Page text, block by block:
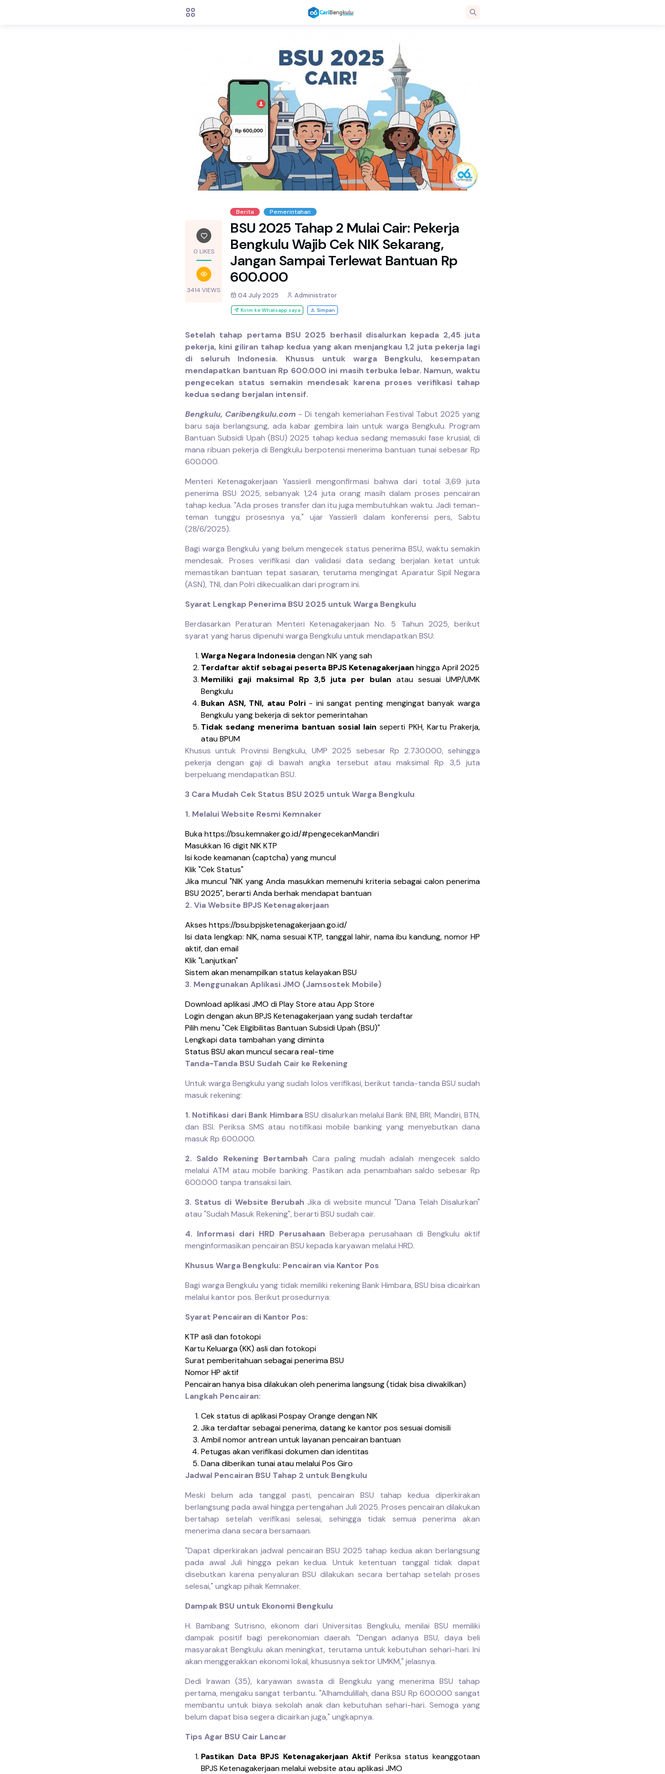
0 LIKES
3414 VIEWS
Berita Pemerintahan
BSU 2025 Tahap 2 Mulai Cair: Pekerja
Bengkulu Wajib Cek NIK Sekarang,
Jangan Sampai Terlewat Bantuan Rp
600.000
04 July 2025 Administrator
Kirim ke Whatsapp saya Simpan
Setelah tahap pertama BSU 2025 berhasil disalurkan kepada 2,45 juta
pekerja, kini giliran tahap kedua yang akan menjangkau 1,2 juta pekerja lagi
di seluruh Indonesia. Khusus untuk warga Bengkulu, kesempatan
mendapatkan bantuan Rp 600.000 ini masih terbuka lebar. Namun, waktu
pengecekan status semakin mendesak karena proses verifikasi tahap
kedua sedang berjalan intensif.
Bengkulu, Caribengkulu.com - Di tengah kemeriahan Festival Tabut 2025 yang
baru saja berlangsung, ada kabar gembira lain untuk warga Bengkulu. Program
Bantuan Subsidi Upah (BSU) 2025 tahap kedua sedang memasuki fase krusial, di
mana ribuan pekerja di Bengkulu berpotensi menerima bantuan tunai sebesar Rp
600.000.
Menteri Ketenagakerjaan Yassierli mengonfirmasi bahwa dari total 3,69 juta
penerima BSU 2025, sebanyak 1,24 juta orang masih dalam proses pencairan
tahap kedua. "Ada proses transfer dan itu juga membutuhkan waktu. Jadi teman-
teman tunggu prosesnya ya," ujar Yassierli dalam konferensi pers, Sabtu
(28/6/2025).
Bagi warga Bengkulu yang belum mengecek status penerima BSU, waktu semakin
mendesak. Proses verifikasi dan validasi data sedang berjalan ketat untuk
memastikan bantuan tepat sasaran, terutama mengingat Aparatur Sipil Negara
(ASN), TNI, dan Polri dikecualikan dari program ini.
Syarat Lengkap Penerima BSU 2025 untuk Warga Bengkulu
Berdasarkan Peraturan Menteri Ketenagakerjaan No. 5 Tahun 2025, berikut
syarat yang harus dipenuhi warga Bengkulu untuk mendapatkan BSU:
Warga Negara Indonesiadengan NIK yang sah
Terdaftar aktif sebagai peserta BPJS Ketenagakerjaan hingga April 2025
Memiliki gaji maksimal Rp 3,5 juta per bulan atau sesuai UMP/UMK
Bengkulu
Bukan ASN, TNI, atau Polri- ini sangat penting mengingat banyak warga
Bengkulu yang bekerja di sektor pemerintahan
Tidak sedang menerima bantuan sosial lain seperti PKH, Kartu Prakerja,
atau BPUM
Khusus untuk Provinsi Bengkulu, UMP 2025 sebesar Rp 2.730.000, sehingga
pekerja dengan gaji di bawah angka tersebut atau maksimal Rp 3,5 juta
berpeluang mendapatkan BSU.
3 Cara Mudah Cek Status BSU 2025 untuk Warga Bengkulu
1. Melalui Website Resmi Kemnaker
Buka https://bsu.kemnaker.go.id/#pengecekanMandiri
Masukkan 16 digit NIK KTP
Isi kode keamanan (captcha) yang muncul
Klik "Cek Status"
Jika muncul "NIK yang Anda masukkan memenuhi kriteria sebagai calon penerima
BSU 2025", berarti Anda berhak mendapat bantuan
2. Via Website BPJS Ketenagakerjaan
Akses https://bsu.bpjsketenagakerjaan.go.id/
Isi data lengkap: NIK, nama sesuai KTP, tanggal lahir, nama ibu kandung, nomor HP
aktif, dan email
Klik "Lanjutkan"
Sistem akan menampilkan status kelayakan BSU
3. Menggunakan Aplikasi JMO (Jamsostek Mobile)
Download aplikasi JMO di Play Store atau App Store
Login dengan akun BPJS Ketenagakerjaan yang sudah terdaftar
Pilih menu "Cek Eligibilitas Bantuan Subsidi Upah (BSU)"
Lengkapi data tambahan yang diminta
Status BSU akan muncul secara real-time
Tanda-Tanda BSU Sudah Cair ke Rekening
Untuk warga Bengkulu yang sudah lolos verifikasi, berikut tanda-tanda BSU sudah
masuk rekening:
1. Notifikasi dari Bank HimbaraBSU disalurkan melalui Bank BNI, BRI, Mandiri, BTN,
dan BSI. Periksa SMS atau notifikasi mobile banking yang menyebutkan dana
masuk Rp 600.000.
2. Saldo Rekening Bertambah Cara paling mudah adalah mengecek saldo
melalui ATM atau mobile banking. Pastikan ada penambahan saldo sebesar Rp
600.000 tanpa transaksi lain.
3. Status di Website Berubah Jika di website muncul "Dana Telah Disalurkan"
atau "Sudah Masuk Rekening", berarti BSU sudah cair.
4. Informasi dari HRD Perusahaan Beberapa perusahaan di Bengkulu aktif
menginformasikan pencairan BSU kepada karyawan melalui HRD.
Khusus Warga Bengkulu: Pencairan via Kantor Pos
Bagi warga Bengkulu yang tidak memiliki rekening Bank Himbara, BSU bisa dicairkan
melalui kantor pos. Berikut prosedurnya:
Syarat Pencairan di Kantor Pos:
KTP asli dan fotokopi
Kartu Keluarga (KK) asli dan fotokopi
Surat pemberitahuan sebagai penerima BSU
Nomor HP aktif
Pencairan hanya bisa dilakukan oleh penerima langsung (tidak bisa diwakilkan)
Langkah Pencairan:
Cek status di aplikasi Pospay Orange dengan NIK
Jika terdaftar sebagai penerima, datang ke kantor pos sesuai domisili
Ambil nomor antrean untuk layanan pencairan bantuan
Petugas akan verifikasi dokumen dan identitas
Dana diberikan tunai atau melalui Pos Giro
Jadwal Pencairan BSU Tahap 2 untuk Bengkulu
Meski belum ada tanggal pasti, pencairan BSU tahap kedua diperkirakan
berlangsung pada awal hingga pertengahan Juli 2025. Proses pencairan dilakukan
bertahap setelah verifikasi selesai, sehingga tidak semua penerima akan
menerima dana secara bersamaan.
"Dapat diperkirakan jadwal pencairan BSU 2025 tahap kedua akan berlangsung
pada awal Juli hingga pekan kedua. Untuk ketentuan tanggal tidak dapat
disebutkan karena penyaluran BSU dilakukan secara bertahap setelah proses
selesai," ungkap pihak Kemnaker.
Dampak BSU untuk Ekonomi Bengkulu
H. Bambang Sutrisno, ekonom dari Universitas Bengkulu, menilai BSU memiliki
dampak positif bagi perekonomian daerah. "Dengan adanya BSU, daya beli
masyarakat Bengkulu akan meningkat, terutama untuk kebutuhan sehari-hari. Ini
akan menggerakkan ekonomi lokal, khususnya sektor UMKM," jelasnya.
Dedi Irawan (35), karyawan swasta di Bengkulu yang menerima BSU tahap
pertama, mengaku sangat terbantu. "Alhamdulillah, dana BSU Rp 600.000 sangat
membantu untuk biaya sekolah anak dan kebutuhan sehari-hari. Semoga yang
belum dapat bisa segera dicairkan juga," ungkapnya.
Tips Agar BSU Cair Lancar
Pastikan Data BPJS Ketenagakerjaan Aktif Periksa status keanggotaan
BPJS Ketenagakerjaan melalui website atau aplikasi JMO